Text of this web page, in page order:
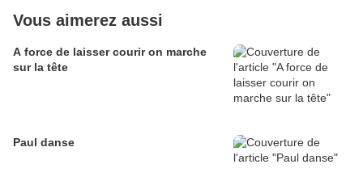
Vous aimerez aussi
A force de laisser courir on marche
sur la tête
Paul danse